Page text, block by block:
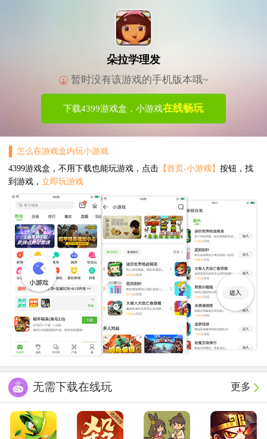
朵拉学理发
暂时没有该游戏的手机版本哦~
下载4399游戏盒，小游戏在线畅玩
怎么在游戏盒内玩小游戏
4399游戏盒，不用下载也能玩游戏，点击【首页-小游戏】 按钮，找
到游戏， 立即玩游戏
更多
无需下载在线玩